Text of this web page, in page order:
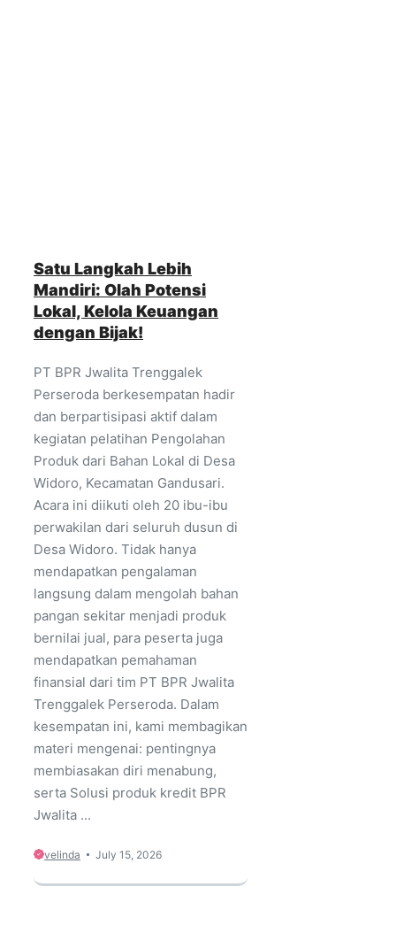
Satu Langkah Lebih
Mandiri: Olah Potensi
Lokal, Kelola Keuangan
dengan Bijak!
PT BPR Jwalita Trenggalek
Perseroda berkesempatan hadir
dan berpartisipasi aktif dalam
kegiatan pelatihan Pengolahan
Produk dari Bahan Lokal di Desa
Widoro, Kecamatan Gandusari.
Acara ini diikuti oleh 20 ibu-ibu
perwakilan dari seluruh dusun di
Desa Widoro. Tidak hanya
mendapatkan pengalaman
langsung dalam mengolah bahan
pangan sekitar menjadi produk
bernilai jual, para peserta juga
mendapatkan pemahaman
finansial dari tim PT BPR Jwalita
Trenggalek Perseroda. Dalam
kesempatan ini, kami membagikan
materi mengenai: pentingnya
membiasakan diri menabung,
serta Solusi produk kredit BPR
Jwalita ...
velinda July 15, 2026